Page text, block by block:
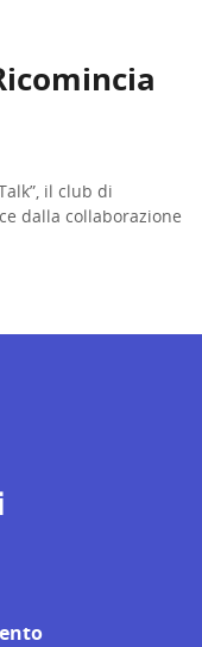
il club di
dalla collaborazione